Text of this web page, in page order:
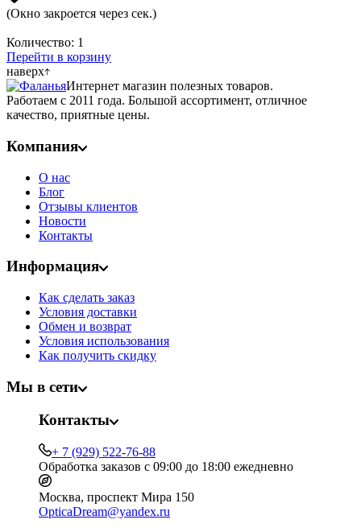
(Окно закроется через сек.)
Количество: 1
Перейти в корзину
наверх
Интернет магазин полезных товаров.
Работаем с 2011 года. Большой ассортимент, отличное
качество, приятные цены.
Компания
О нас
Блог
Отзывы клиентов
Новости
Контакты
Информация
Как сделать заказ
Условия доставки
Обмен и возврат
Условия использования
Как получить скидку
Мы в сети
Контакты
+ 7 (929) 522-76-88
Обработка заказов с 09:00 до 18:00 ежедневно
Москва, проспект Мира 150
OpticaDream@yandex.ru